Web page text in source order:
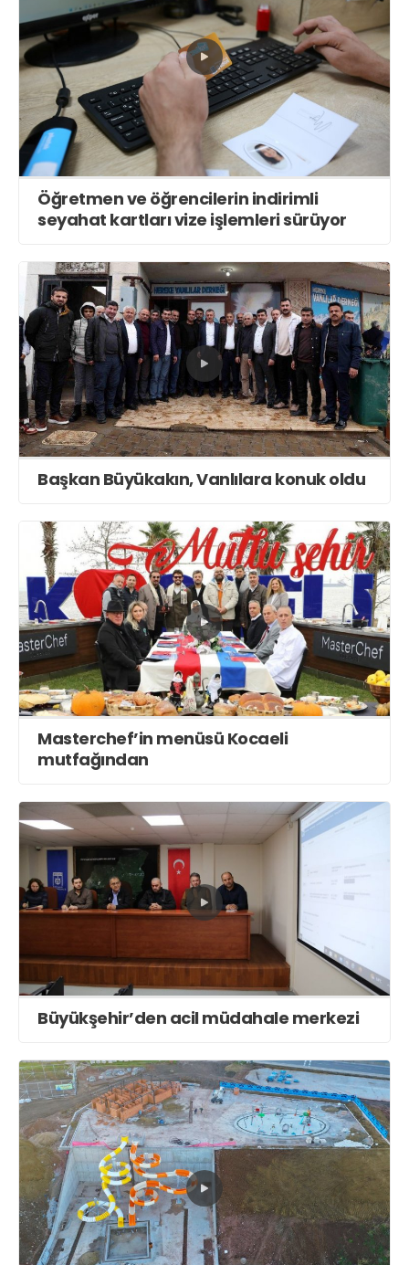
Öğretmen ve öğrencilerin indirimli
seyahat kartları vize işlemleri sürüyor
Başkan Büyükakın, Vanlılara konuk oldu
Masterchef’in menüsü Kocaeli
mutfağından
Büyükşehir’den acil müdahale merkezi